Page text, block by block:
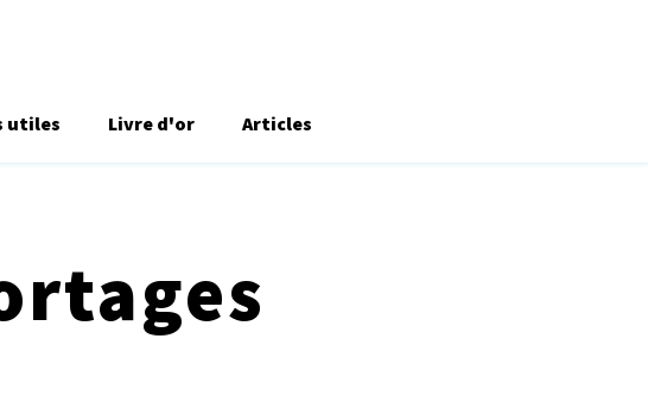
utiles Livre d'or Articles